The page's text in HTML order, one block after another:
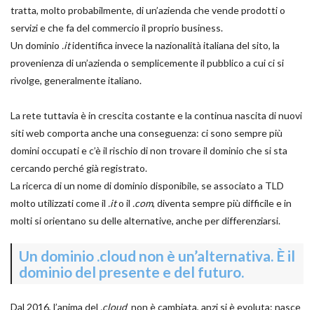
tratta, molto probabilmente, di un’azienda che vende prodotti o
servizi e che fa del commercio il proprio business.
Un dominio .itidentifica invece la nazionalità italiana del sito, la
provenienza di un’azienda o semplicemente il pubblico a cui ci si
rivolge, generalmente italiano.
La rete tuttavia è in crescita costante e la continua nascita di nuovi
siti web comporta anche una conseguenza: ci sono sempre più
domini occupati e c’è il rischio di non trovare il dominio che si sta
cercando perché già registrato.
La ricerca di un nome di dominio disponibile, se associato a TLD
molto utilizzati come il .ito il .com, diventa sempre più difficile e in
molti si orientano su delle alternative, anche per differenziarsi.
Un dominio .cloud non è un’alternativa. È il
dominio del presente e del futuro.
Dal 2016, l’anima del .cloud non è cambiata, anzi si è evoluta: nasce